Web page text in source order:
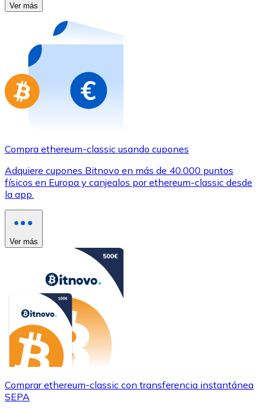
Ir a la tienda de tarjetas regalo
Ver más
Compra ethereum-classic usando cupones
Adquiere cupones Bitnovo en más de 40.000 puntos
físicos en Europa y canjealos por ethereum-classic desde
la app.
Ver más
Comprar ethereum-classic con transferencia instantánea
SEPA